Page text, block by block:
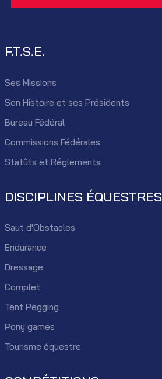
F.T.S.E.
Ses Missions
Son Histoire et ses Présidents
Bureau Fédéral
Commissions Fédérales
Statûts et Réglements
DISCIPLINES ÉQUESTRES
Saut d'Obstacles
Endurance
Dressage
Complet
Tent Pegging
Pony games
Tourisme équestre